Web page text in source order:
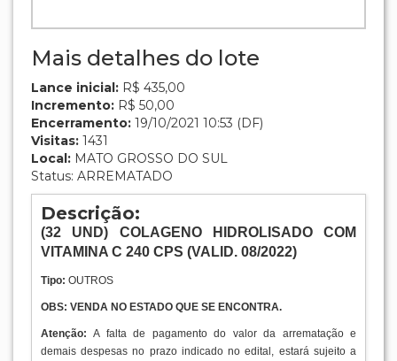
Mais detalhes do lote
Lance inicial: R$ 435,00
Incremento: R$ 50,00
Encerramento: 19/10/2021 10:53 (DF)
Visitas: 1431
Local: MATO GROSSO DO SUL
Status: ARREMATADO
Descrição:
(32 UND) COLAGENO HIDROLISADO COM
VITAMINA C 240 CPS (VALID. 08/2022)
Tipo: OUTROS
OBS: VENDA NO ESTADO QUE SE ENCONTRA.
Atenção:A falta de pagamento do valor da arrematação e
demais despesas no prazo indicado no edital, estará sujeito a